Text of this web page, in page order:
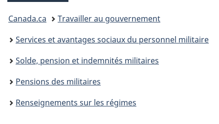
Vous
êtes
ici :
Canada.ca
Travailler au gouvernement
Services et avantages sociaux du personnel militaire
Solde, pension et indemnités militaires
Pensions des militaires
Renseignements sur les régimes